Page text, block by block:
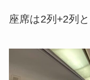
座席は2列+2列